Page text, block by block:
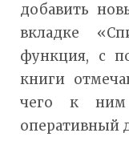
добавить
вкладке
функция, с
книги
чего к ним
оперативный